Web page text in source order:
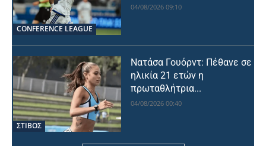
CONFERENCE LEAGUE
04/08/2026 09:10
ΣΤΙΒΟΣ
Νατάσα Γουόρντ: Πέθανε σε
ηλικία 21 ετών η
πρωταθλήτρια...
04/08/2026 00:40